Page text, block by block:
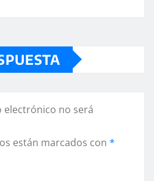
electrónico no será
están marcados con *